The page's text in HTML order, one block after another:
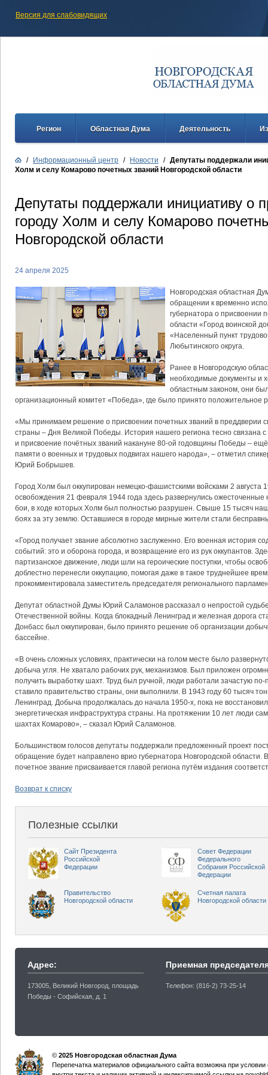
Версия для слабовидящих
Регион Областная Дума Деятельность
/ Информационный центр / Новости / Депутаты поддержали
Холм и селу Комарово почетных званий Новгородской области
Депутаты поддержали инициативу о
городу Холм и селу Комарово
Новгородской области
24 апреля 2025
Новгородская областная
обращении к временно
губернатора о присвоении
области «Город воинской
«Населенный пункт
Любытинского округа.
Ранее в Новгородскую
необходимые документы и
областным законом, они
организационный комитет «Победа», где было принято положительное
«Мы принимаем решение о присвоении почетных званий в преддверии
страны – Дня Великой Победы. История нашего региона тесно связана
и присвоение почётных званий накануне 80-ой годовщины Победы –
памяти о военных и трудовых подвигах нашего народа», – отметил
Юрий Бобрышев.
Город Холм был оккупирован немецко-фашистскими войсками 2 августа
освобождения 21 февраля 1944 года здесь развернулись
бои, в ходе которых Холм был полностью разрушен. Свыше 15 тысяч
боях за эту землю. Оставшиеся в городе мирные жители стали
«Город получает звание абсолютно заслуженно. Его военная история
событий: это и оборона города, и возвращение его из рук оккупантов.
партизанское движение, люди шли на героические поступки, чтобы
доблестно перенесли оккупацию, помогая даже в такое труднейшее
прокомментировала заместитель председателя регионального
Депутат областной Думы Юрий Саламонов рассказал о непростой
Отечественной войны. Когда блокадный Ленинград и железная дорога
Донбасс был оккупирован, было принято решение об организации
бассейне.
«В очень сложных условиях, практически на голом месте было
добыча угля. Не хватало рабочих рук, механизмов. Был приложен
получить выработку шахт. Труд был ручной, люди работали зачастую по-
ставило правительство страны, они выполнили. В 1943 году 60 тысяч
Ленинград. Добыча продолжалась до начала 1950-х, пока не
энергетическая инфраструктура страны. На протяжении 10 лет люди
шахтах Комарово», – сказал Юрий Саламонов.
Большинством голосов депутаты поддержали предложенный проект
обращение будет направлено врио губернатора Новгородской области.
почетное звание присваивается главой региона путём издания
Возврат к списку
Полезные ссылки
Сайт Президента
Российской
Федерации
Совет Федерации
Федерального
Собрания Российской
Федерации
Правительство
Новгородской области
Счетная палата
Новгородской области
Адрес:
173005, Великий Новгород, площадь
Победы - Софийская, д. 1
Приемная
Телефон: (816-2) 73-25-14
© 2025 Новгородская областная Дума
Перепечатка материалов официального сайта возможна при